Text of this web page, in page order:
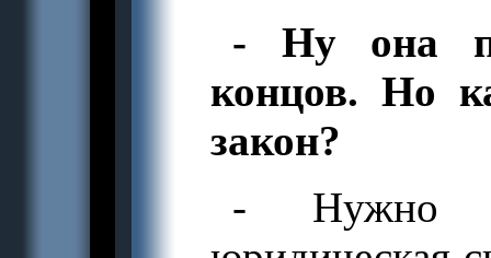
- Ну она
концов. Но
закон?
- Нужно